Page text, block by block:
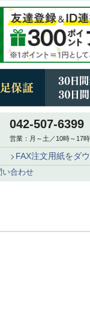
PALETA NEU（パレ
ルー
13,530 税込
042-507-6399
営業：月～土／10時～17
FAX注文用紙をダ
い合わせ